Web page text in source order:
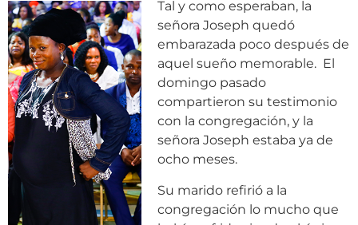
Tal y como esperaban, la
señora Joseph quedó
embarazada poco después de
aquel sueño memorable. El
domingo pasado
compartieron su testimonio
con la congregación, y la
señora Joseph estaba ya de
ocho meses.
Su marido refirió a la
congregación lo mucho que